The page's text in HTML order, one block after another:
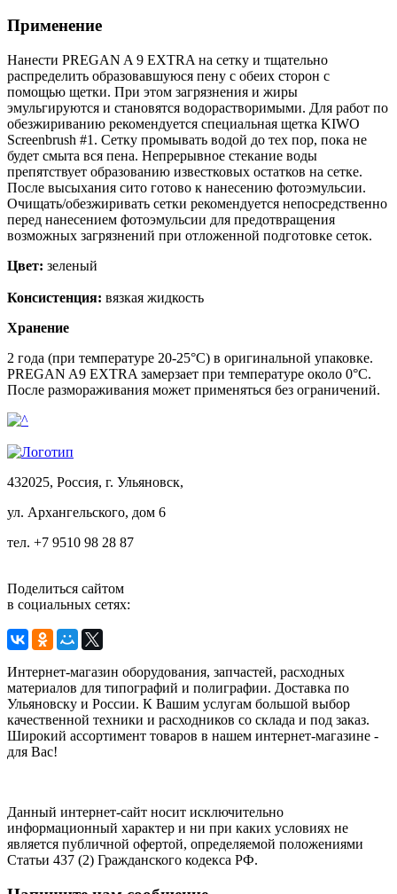
Применение
Нанести PREGAN A 9 EXTRA на сетку и тщательно
распределить образовавшуюся пену с обеих сторон с
помощью щетки. При этом загрязнения и жиры
эмульгируются и становятся водорастворимыми. Для работ по
обезжириванию рекомендуется специальная щетка KIWO
Screenbrush #1. Сетку промывать водой до тех пор, пока не
будет смыта вся пена. Непрерывное стекание воды
препятствует образованию известковых остатков на сетке.
После высыхания сито готово к нанесению фотоэмульсии.
Очищать/обезжиривать сетки рекомендуется непосредственно
перед нанесением фотоэмульсии для предотвращения
возможных загрязнений при отложенной подготовке сеток.
Цвет: зеленый
Консистенция: вязкая жидкость
Хранение
2 года (при температуре 20-25°С) в оригинальной упаковке.
PREGAN A9 EXTRA замерзает при температуре около 0°С.
После размораживания может применяться без ограничений.
432025, Россия, г. Ульяновск,
ул. Архангельского, дом 6
тел. +7 9510 98 28 87
Поделиться сайтом
в социальных сетях:
Интернет-магазин оборудования, запчастей, расходных
материалов для типографий и полиграфии. Доставка по
Ульяновску и России. К Вашим услугам большой выбор
качественной техники и расходников со склада и под заказ.
Широкий ассортимент товаров в нашем интернет-магазине -
для Вас!
Данный интернет-сайт носит исключительно
информационный характер и ни при каких условиях не
является публичной офертой, определяемой положениями
Статьи 437 (2) Гражданского кодекса РФ.